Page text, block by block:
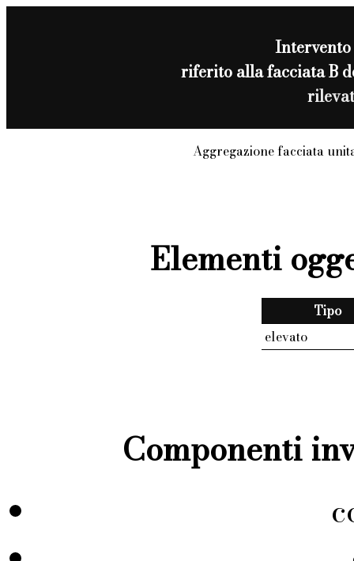
riferito alla facciata B
Aggregazione facciata
Elementi
Tipo
elevato
Componenti